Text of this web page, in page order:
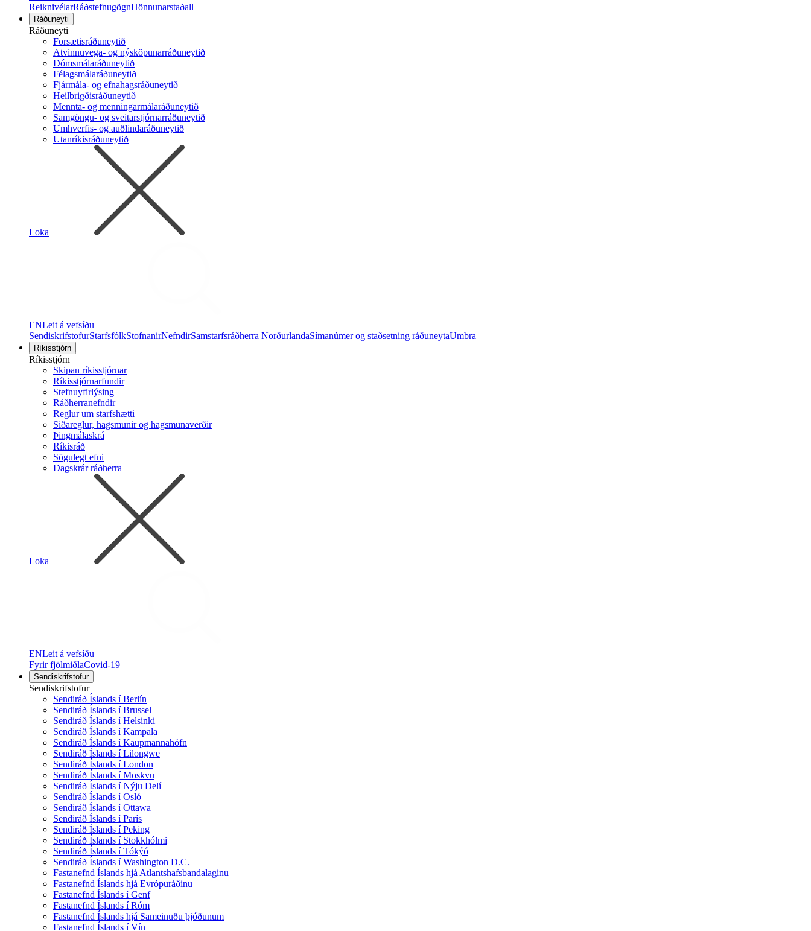
ReiknivélarRáðstefnugögnHönnunarstaðall
Ráðuneyti
Ráðuneyti
Forsætisráðuneytið
Atvinnuvega- og nýsköpunarráðuneytið
Dómsmálaráðuneytið
Félagsmálaráðuneytið
Fjármála- og efnahagsráðuneytið
Heilbrigðisráðuneytið
Mennta- og menningarmálaráðuneytið
Samgöngu- og sveitarstjórnarráðuneytið
Umhverfis- og auðlindaráðuneytið
Utanríkisráðuneytið
Loka
ENLeit á vefsíðu
SendiskrifstofurStarfsfólkStofnanirNefndirSamstarfsráðherra NorðurlandaSímanúmer og staðsetning ráðuneytaUmbra
Ríkisstjórn
Ríkisstjórn
Skipan ríkisstjórnar
Ríkisstjórnarfundir
Stefnuyfirlýsing
Ráðherranefndir
Reglur um starfshætti
Siðareglur, hagsmunir og hagsmunaverðir
Þingmálaskrá
Ríkisráð
Sögulegt efni
Dagskrár ráðherra
Loka
ENLeit á vefsíðu
Fyrir fjölmiðlaCovid-19
Sendiskrifstofur
Sendiskrifstofur
Sendiráð Íslands í Berlín
Sendiráð Íslands í Brussel
Sendiráð Íslands í Helsinki
Sendiráð Íslands í Kampala
Sendiráð Íslands í Kaupmannahöfn
Sendiráð Íslands í Lilongwe
Sendiráð Íslands í London
Sendiráð Íslands í Moskvu
Sendiráð Íslands í Nýju Delí
Sendiráð Íslands í Osló
Sendiráð Íslands í Ottawa
Sendiráð Íslands í París
Sendiráð Íslands í Peking
Sendiráð Íslands í Stokkhólmi
Sendiráð Íslands í Tókýó
Sendiráð Íslands í Washington D.C.
Fastanefnd Íslands hjá Atlantshafsbandalaginu
Fastanefnd Íslands hjá Evrópuráðinu
Fastanefnd Íslands í Genf
Fastanefnd Íslands í Róm
Fastanefnd Íslands hjá Sameinuðu þjóðunum
Fastanefnd Íslands í Vín